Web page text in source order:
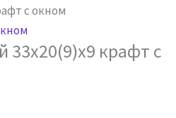
с окном
33х20(9)х9 крафт с